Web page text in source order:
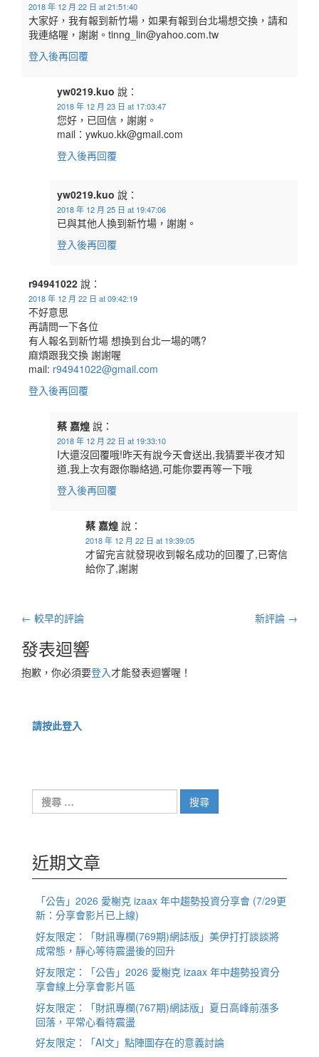
2018 年 12 月 22 日 at 21:51:40
大家好，我有報到新竹場，如果有報到台北場想交換，請和
我連絡喔，謝謝。tinng_lin@yahoo.com.tw
登入後再回覆
yw0219.kuo 說：
2018 年 12 月 23 日 at 17:03:47
您好，已回信，謝謝。
mail：ywkuo.kk@gmail.com
登入後再回覆
yw0219.kuo 說：
2018 年 12 月 25 日 at 19:47:06
已與其他人換到新竹場，謝謝。
登入後再回覆
r94941022 說：
2018 年 12 月 22 日 at 09:42:19
不好意思
再請問一下各位
有人報名到新竹場 想換到台北一場的嗎?
麻煩跟我交換 謝謝喔
mail: r94941022@gmail.com
登入後再回覆
蔡 嘉煌 說：
2018 年 12 月 22 日 at 19:33:10
I大還沒回覆哦!昨天有說今天會送出,我猜要半夜才知
道,我上次有跟你聯絡過,可能你要再等一下哦
登入後再回覆
蔡 嘉煌 說：
2018 年 12 月 22 日 at 19:39:05
才留完言就發現收到報名成功的回覆了,已寄信
給你了,謝謝
評
論
導
← 較早的評論 新評論 →
發表迴響
抱歉，你必須要登入才能發表迴響喔！
請按此登入
尋：
近期文章
「公告」2026 愛榭克 izaax 年中趨勢投資分享會 (7/29更
新：分享會影片已上線)
好友限定：「財訊專欄(769期)網誌版」美伊打打談談將
成常態，靜心等待震盪後的回升
好友限定：「公告」2026 愛榭克 izaax 年中趨勢投資分
享會線上分享會影片區
好友限定：「財訊專欄(767期)網誌版」夏日高峰前漲多
回落，平常心看待震盪
好友限定：「AI文」點陣圖存在的意義討論